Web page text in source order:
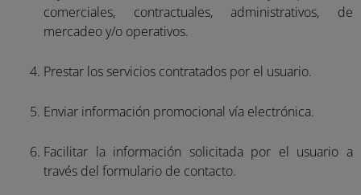
comerciales, contractuales, administrativos, de
mercadeo y/o operativos.
Prestar los servicios contratados por el usuario.
Enviar información promocional vía electrónica.
Facilitar la información solicitada por el usuario a
través del formulario de contacto.